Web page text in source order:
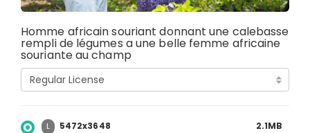
Homme africain souriant donnant une calebasse
rempli de légumes a une belle femme africaine
souriante au champ
L 5472x3648 2.1MB